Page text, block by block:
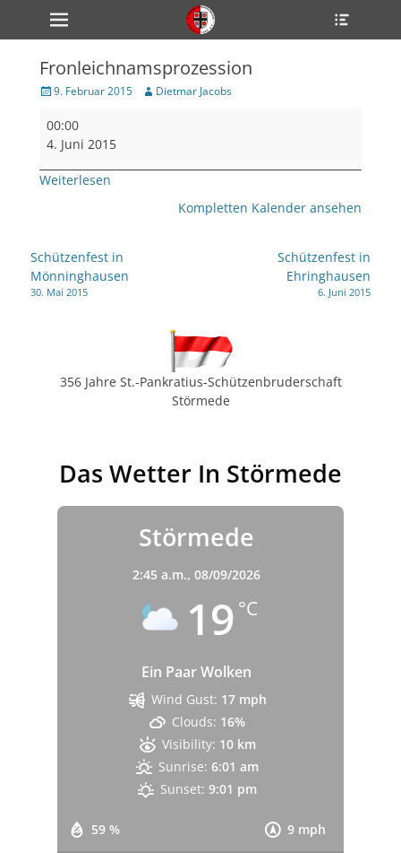
zum
Inhalt
Primärmenü
Fronleichnamsprozession
Veröffentlicht
9. Februar 2015 Author
Dietmar Jacobs
Fronleichnamsprozession
00:00
4. Juni 2015
Weiterlesen
Kompletten Kalender ansehen
Beitragsnavigation
Schützenfest in
Mönninghausen
30. Mai 2015
Schützenfest in
Ehringhausen
6. Juni 2015
356 Jahre St.-Pankratius-Schützenbruderschaft
Störmede
Das Wetter In Störmede
Störmede
2:45 a.m., 08/09/2026
19 °C
Ein Paar Wolken
59 % 9 mph
Wind Gust: 17 mph
Clouds: 16%
Visibility: 10 km
Sunrise: 6:01 am
Sunset: 9:01 pm